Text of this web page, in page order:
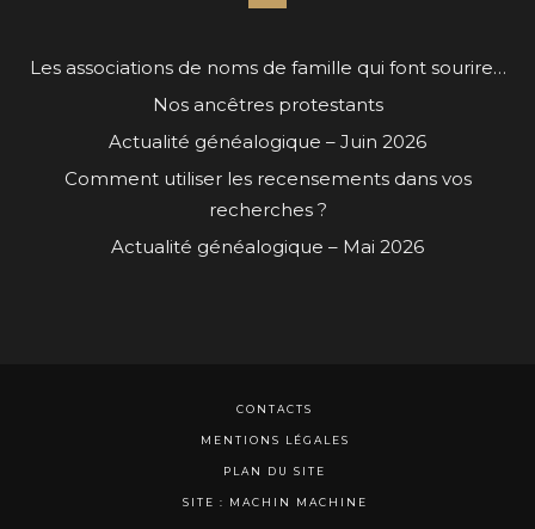
Les associations de noms de famille qui font sourire…
Nos ancêtres protestants
Actualité généalogique – Juin 2026
Comment utiliser les recensements dans vos
recherches ?
Actualité généalogique – Mai 2026
CONTACTS
MENTIONS LÉGALES
PLAN DU SITE
SITE : MACHIN MACHINE